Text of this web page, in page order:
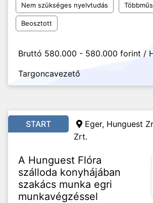
Nem szükséges nyelvtudás
Beosztott
Bruttó 580.000 - 580.000 forint /
Targoncavezető
START
Eger, Hunguest
Zrt.
A Hunguest Flóra
szálloda konyhájában
szakács munka egri
munkavégzéssel